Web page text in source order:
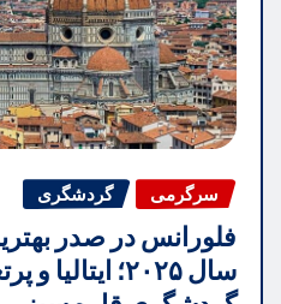
سرگرمی گردشگری
فلورانس در صدر
سال ۲۰۲۵؛